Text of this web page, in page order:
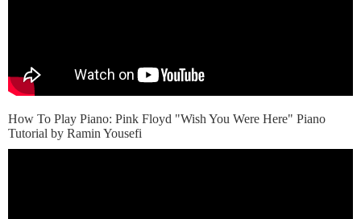
How To Play Piano: Pink Floyd "Wish You Were Here" Piano
Tutorial by Ramin Yousefi